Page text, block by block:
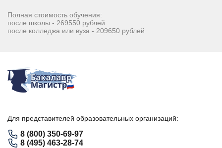
Полная стоимость обучения:
после школы - 269550 рублей
после колледжа или вуза - 209650 рублей
Для представителей образовательных организаций:
8 (800) 350-69-97
8 (495) 463-28-74